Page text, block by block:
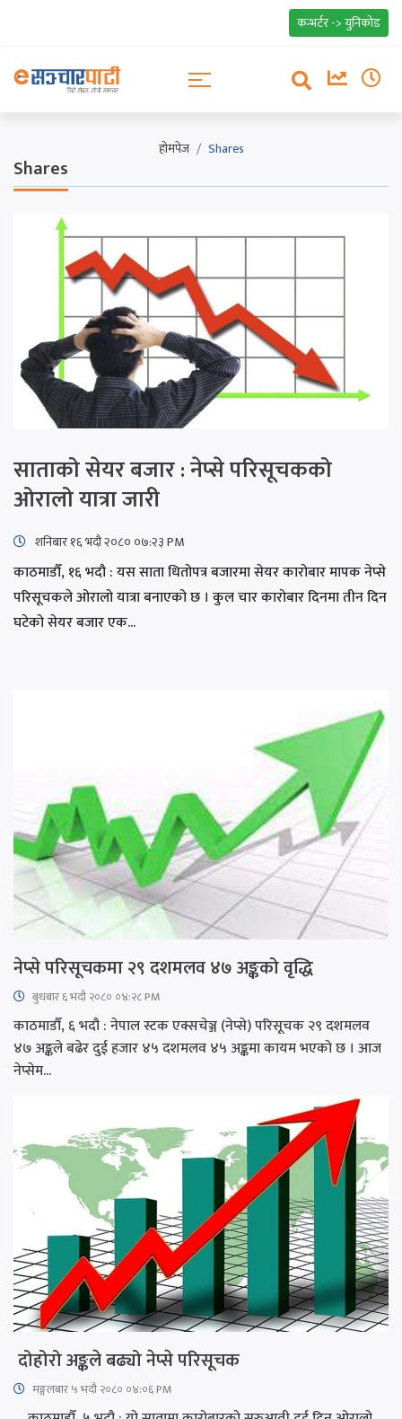
कन्भर्टर -> युनिकोड
होमपेज Shares
Shares
साताको सेयर बजार : नेप्से परिसूचकको
ओरालो यात्रा जारी
शनिबार १६ भदौ २०८० ०७:२३ PM
काठमाडौँ, १६ भदौ : यस साता धितोपत्र बजारमा सेयर कारोबार मापक नेप्से
परिसूचकले ओरालो यात्रा बनाएको छ । कुल चार कारोबार दिनमा तीन दिन
घटेको सेयर बजार एक...
नेप्से परिसूचकमा २९ दशमलव ४७ अङ्कको वृद्धि
बुधबार ६ भदौ २०८० ०४:२८ PM
काठमाडौँ, ६ भदौ : नेपाल स्टक एक्सचेञ्ज (नेप्से) परिसूचक २९ दशमलव
४७ अङ्कले बढेर दुई हजार ४५ दशमलव ४५ अङ्कमा कायम भएको छ । आज
नेप्सेम...
दोहोरो अङ्कले बढ्यो नेप्से परिसूचक
मङ्गलबार ५ भदौ २०८० ०४:०६ PM